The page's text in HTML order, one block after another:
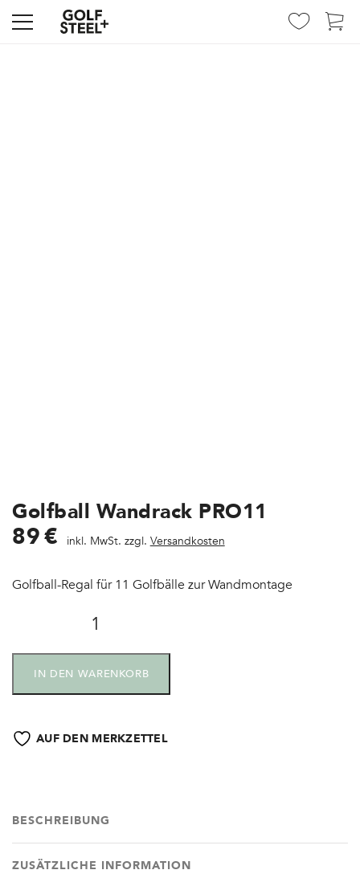
Golfball Wandrack PRO11
89€ inkl. MwSt. zzgl. Versandkosten
Golfball-Regal für 11 Golfbälle zur Wandmontage
IN DEN WARENKORB
AUF DEN MERKZETTEL
BESCHREIBUNG
ZUSÄTZLICHE INFORMATION